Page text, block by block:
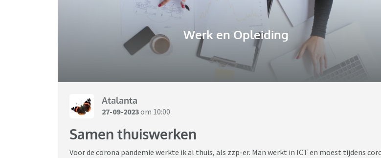
Werk en Opleiding
Atalanta
27-09-2023om 10:00
Samen thuiswerken
Voor de corona pandemie werkte ik al thuis, als zzp-er. Man werkt in ICT en moest tijdens